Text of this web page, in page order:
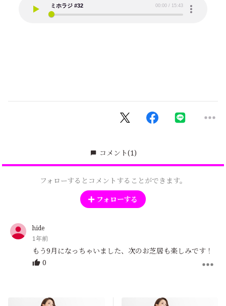
コメント(1)
フォローするとコメントすることができます。
フォローする
hide
1年前
もう9月になっちゃいました、次のお芝居も楽しみです！
0